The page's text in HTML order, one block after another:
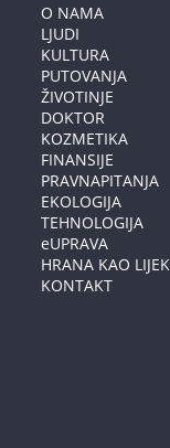
O NAMA
LJUDI
KULTURA
PUTOVANJA
ŽIVOTINJE
DOKTOR
KOZMETIKA
FINANSIJE
PRAVNAPITANJA
EKOLOGIJA
TEHNOLOGIJA
eUPRAVA
HRANA KAO LIJEK
KONTAKT